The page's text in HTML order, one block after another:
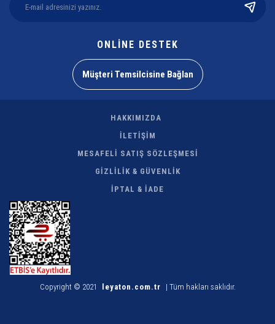
ONLİNE DESTEK
Müşteri Temsilcisine Bağlan
HAKKIMIZDA
İLETİŞİM
MESAFELİ SATIŞ SÖZLEŞMESİ
GİZLİLİK & GÜVENLİK
İPTAL & İADE
Copyright © 2021 leyaton.com.tr | Tüm hakları saklıdır.